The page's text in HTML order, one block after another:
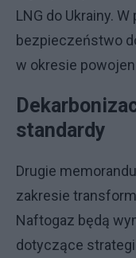
LNG do Ukrainy.
bezpieczeństwo
w okresie
standardy
Drugie
zakresie
Naftogaz będą
dotyczące